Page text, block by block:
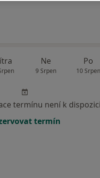
Ne
9 Srpen
Po
10 Srpen
termínu není k dispozici
termín